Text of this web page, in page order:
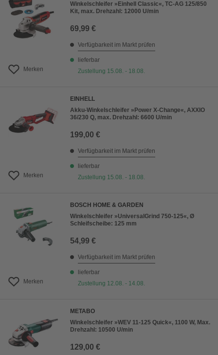
Merken
Winkelschleifer »Einhell Classic«, TC-AG 125/850
Kit, max. Drehzahl: 12000 U/min
69,99 €
Verfügbarkeit im Markt prüfen
lieferbar
Zustellung 15.08. - 18.08.
Merken
EINHELL
Akku-Winkelschleifer »Power X-Change«, AXXIO
36/230 Q, max. Drehzahl: 6600 U/min
199,00 €
Verfügbarkeit im Markt prüfen
lieferbar
Zustellung 15.08. - 18.08.
Merken
BOSCH HOME & GARDEN
Winkelschleifer »UniversalGrind 750-125«, Ø
Schleifscheibe: 125 mm
54,99 €
Verfügbarkeit im Markt prüfen
lieferbar
Zustellung 12.08. - 14.08.
METABO
Winkelschleifer »WEV 11-125 Quick«, 1100 W, Max.
Drehzahl: 10500 U/min
129,00 €